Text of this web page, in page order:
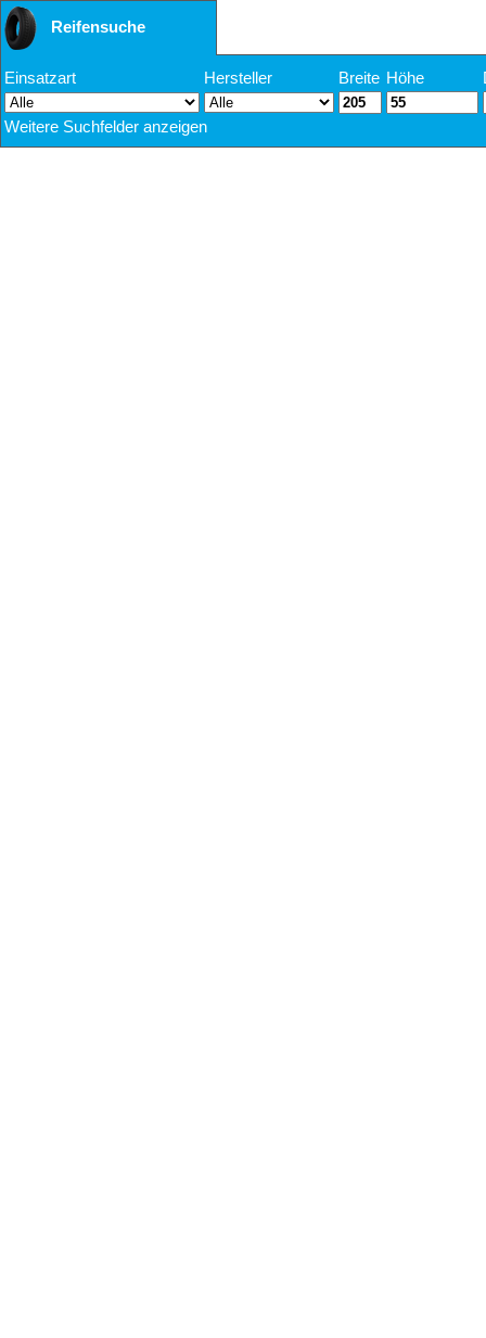
Reifensuche
Einsatzart Hersteller Breite Höhe
Weitere Suchfelder anzeigen